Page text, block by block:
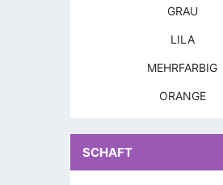
GRAU
LILA
MEHRFARBIG
ORANGE
SCHAFT